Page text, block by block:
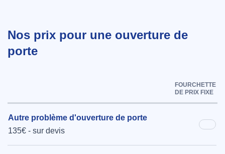
Nos prix pour une ouverture de
porte
FOURCHETTE
DE PRIX FIXE
Autre problème d'ouverture de porte
135€ - sur devis